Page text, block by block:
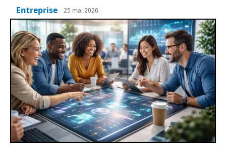
Entreprise 25 mai 2026